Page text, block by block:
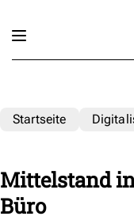
Startseite
Mittelstand
Büro